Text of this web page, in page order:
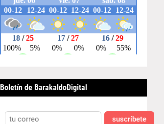
Boletín de BarakaldoDigital
suscríbete